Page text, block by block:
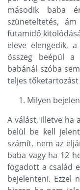
második baba
szüneteltetés,
futamidő
eleve elengedik,
összeg beépül a
babánál szóba
teljes tőketartozást
Milyen
A válást, illetve ha
belül be kell
számít, nem az
baba vagy ha 12
fogadott a család
bejelenteni. Ezzel